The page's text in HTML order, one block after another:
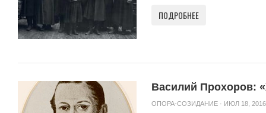
ПОДРОБНЕЕ
Василий Прохоров:
ОПОРА-СОЗИДАНИЕ · ИЮЛ 18, 2016